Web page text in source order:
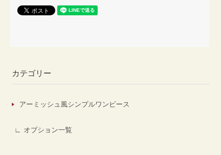
カテゴリー
アーミッシュ風シンプルワンピース
オプション一覧